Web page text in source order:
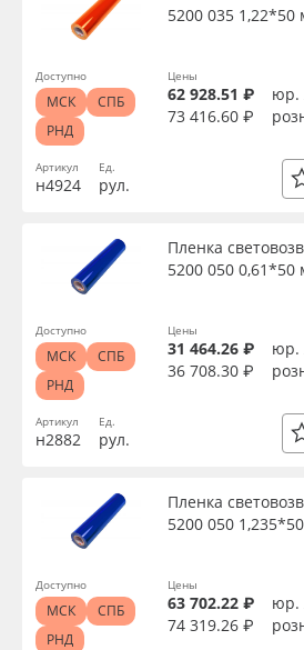
Артикул
н4924
5200 035 1,22*50
Ед.
рул.
Цены
62 928.51 ₽
юр.
73 416.60 ₽
Доступно
МСК
СПБ
РНД
Артикул
н2882
Пленка
5200 050 0,61*50
Ед.
рул.
Цены
31 464.26 ₽
юр.
36 708.30 ₽
Доступно
МСК
СПБ
РНД
Пленка
5200 050
Цены
63 702.22 ₽
юр.
74 319.26 ₽
Доступно
МСК
СПБ
РНД